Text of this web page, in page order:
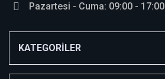
Pazartesi - Cuma: 09:00 - 17:00
KATEGORİLER